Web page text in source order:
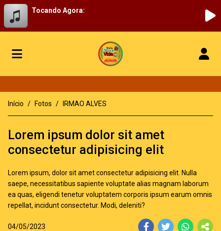
Tocando Agora:
Início Fotos IRMAO ALVES
Lorem ipsum dolor sit amet
consectetur adipisicing elit
Lorem ipsum, dolor sit amet consectetur adipisicing elit. Nulla
saepe, necessitatibus sapiente voluptate alias magnam laborum
ea quas, eligendi tenetur voluptatem corporis ipsum earum omnis
repellat, incidunt consectetur. Modi, deleniti?
04/05/2023